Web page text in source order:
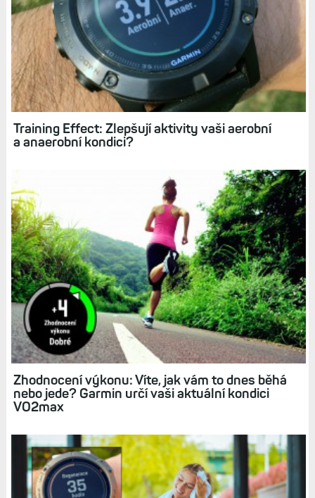
Training Effect: Zlepšují aktivity vaši aerobní
a anaerobní kondici?
Zhodnocení výkonu: Víte, jak vám to dnes běhá
nebo jede? Garmin určí vaši aktuální kondici
VO2max